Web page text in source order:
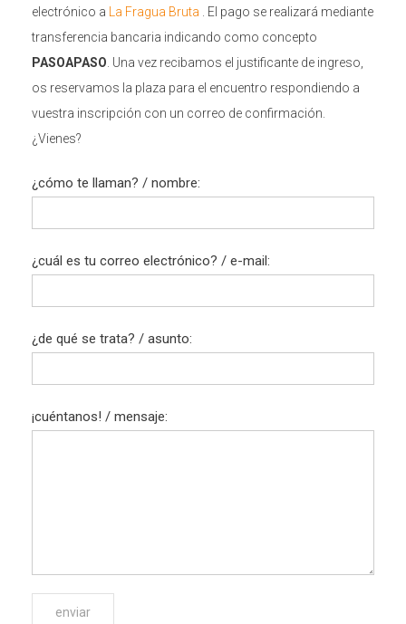
electrónico a La Fragua Bruta . El pago se realizará mediante
transferencia bancaria indicando como concepto
PASOAPASO. Una vez recibamos el justificante de ingreso,
os reservamos la plaza para el encuentro respondiendo a
vuestra inscripción con un correo de confirmación.
¿Vienes?
¿cómo te llaman? / nombre:
¿cuál es tu correo electrónico? / e-mail:
¿de qué se trata? / asunto:
¡cuéntanos! / mensaje: